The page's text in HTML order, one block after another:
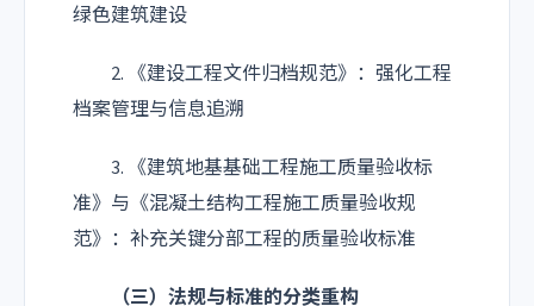
绿色建筑建设
2. 《建设工程文件归档规范》：强化工程
档案管理与信息追溯
3. 《建筑地基基础工程施工质量验收标
准》与《混凝土结构工程施工质量验收规
范》：补充关键分部工程的质量验收标准
（三）法规与标准的分类重构